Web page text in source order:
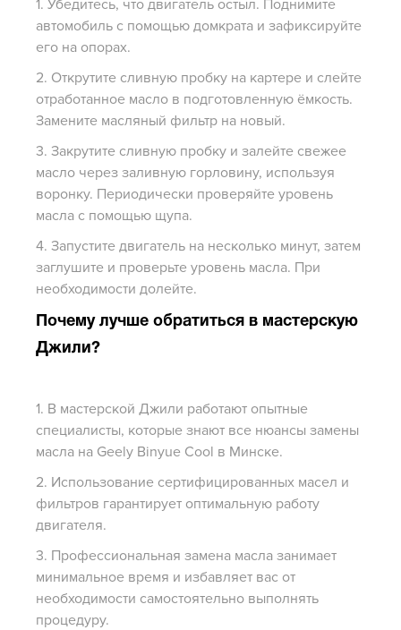
1. Убедитесь, что двигатель остыл. Поднимите
автомобиль с помощью домкрата и зафиксируйте
его на опорах.
2. Открутите сливную пробку на картере и слейте
отработанное масло в подготовленную ёмкость.
Замените масляный фильтр на новый.
3. Закрутите сливную пробку и залейте свежее
масло через заливную горловину, используя
воронку. Периодически проверяйте уровень
масла с помощью щупа.
4. Запустите двигатель на несколько минут, затем
заглушите и проверьте уровень масла. При
необходимости долейте.
Почему лучше обратиться в мастерскую
Джили?
1. В мастерской Джили работают опытные
специалисты, которые знают все нюансы замены
масла на Geely Binyue Cool в Минске.
2. Использование сертифицированных масел и
фильтров гарантирует оптимальную работу
двигателя.
3. Профессиональная замена масла занимает
минимальное время и избавляет вас от
необходимости самостоятельно выполнять
процедуру.